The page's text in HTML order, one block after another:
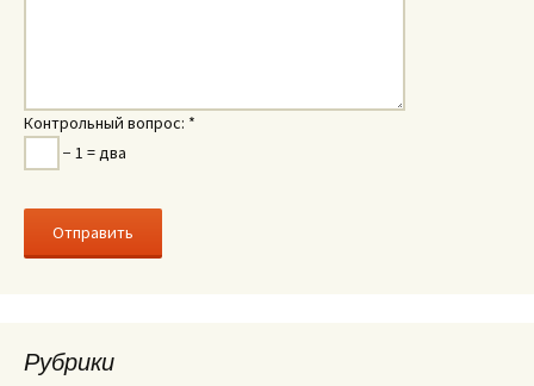
Контрольный вопрос: *
− 1 = два
Рубрики